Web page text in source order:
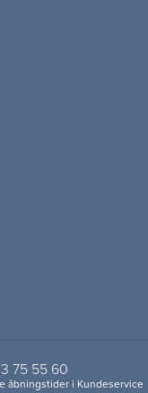
75 55 60
åbningstider i Kundeservice